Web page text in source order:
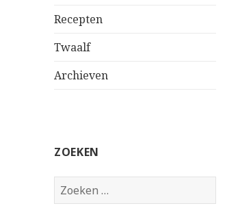
Recepten
Twaalf
Archieven
ZOEKEN
Zoeken
naar: